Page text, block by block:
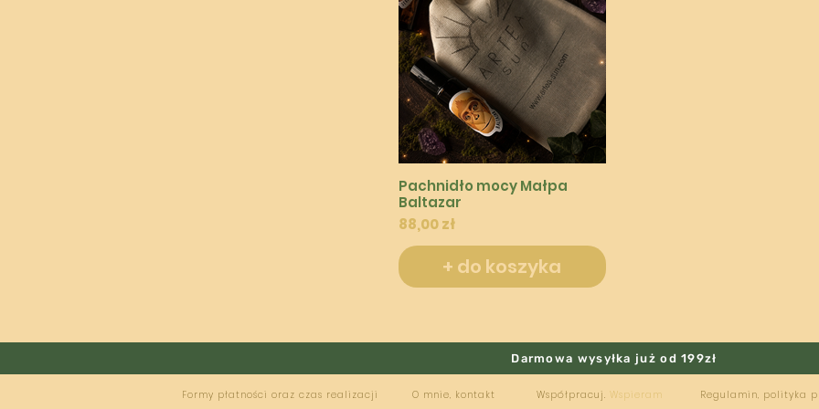
Podgląd
Pachnidło mocy Małpa
Baltazar
Cena
88,00 zł
+ do koszyka
Darmowa wysyłka już od 199zł
Formy płatności oraz czas realizacji O mnie, kontakt Współpracuj. Wspieram Regulamin, polityka